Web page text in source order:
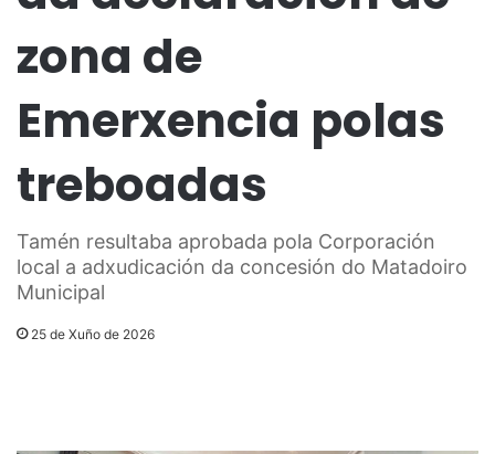
zona de
Emerxencia polas
treboadas
Tamén resultaba aprobada pola Corporación
local a adxudicación da concesión do Matadoiro
Municipal
25 de Xuño de 2026